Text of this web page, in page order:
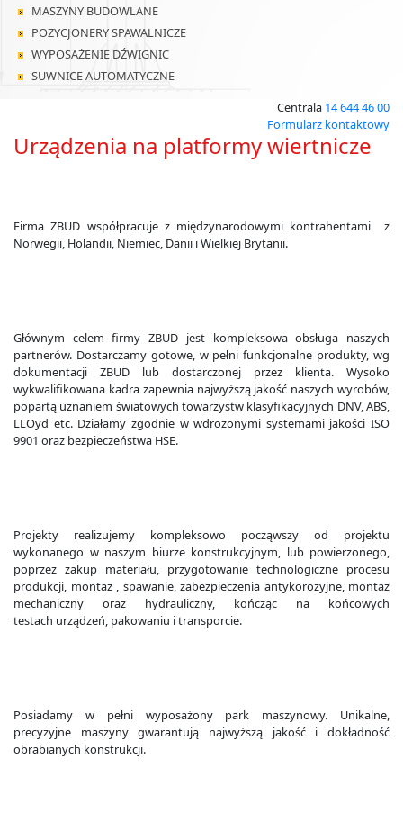
MASZYNY BUDOWLANE
POZYCJONERY SPAWALNICZE
WYPOSAŻENIE DŹWIGNIC
SUWNICE AUTOMATYCZNE
Centrala 14 644 46 00
Formularz kontaktowy
Urządzenia na platformy wiertnicze
Firma ZBUD współpracuje z międzynarodowymi kontrahentami z
Norwegii, Holandii, Niemiec, Danii i Wielkiej Brytanii.
Głównym celem firmy ZBUD jest kompleksowa obsługa naszych
partnerów. Dostarczamy gotowe, w pełni funkcjonalne produkty, wg
dokumentacji ZBUD lub dostarczonej przez klienta. Wysoko
wykwalifikowana kadra zapewnia najwyższą jakość naszych wyrobów,
popartą uznaniem światowych towarzystw klasyfikacyjnych DNV, ABS,
LLOyd etc. Działamy zgodnie w wdrożonymi systemami jakości ISO
9901 oraz bezpieczeństwa HSE.
Projekty realizujemy kompleksowo począwszy od projektu
wykonanego w naszym biurze konstrukcyjnym, lub powierzonego,
poprzez zakup materiału, przygotowanie technologiczne procesu
produkcji, montaż , spawanie, zabezpieczenia antykorozyjne, montaż
mechaniczny oraz hydrauliczny, kończąc na końcowych
testach urządzeń, pakowaniu i transporcie.
Posiadamy w pełni wyposażony park maszynowy. Unikalne,
precyzyjne maszyny gwarantują najwyższą jakość i dokładność
obrabianych konstrukcji.